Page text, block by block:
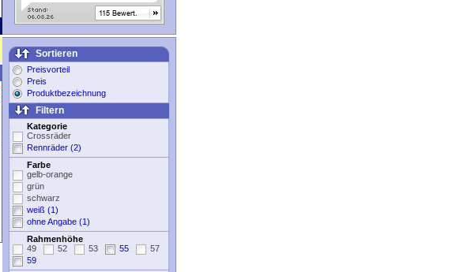
Sortieren
Preisvorteil
Preis
Produktbezeichnung
Filtern
Kategorie
Crossräder
Rennräder (2)
Farbe
gelb-orange
grün
schwarz
weiß (1)
ohne Angabe (1)
Rahmenhöhe
49
52 53 55
57
59